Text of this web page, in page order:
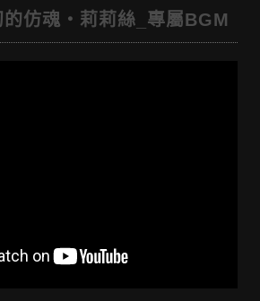
仿魂・莉莉絲_專屬BGM